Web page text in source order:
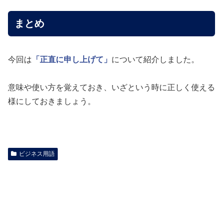
まとめ
今回は 「正直に申し上げて」 について紹介しました。
意味や使い方を覚えておき、いざという時に正しく使える
様にしておきましょう。
ビジネス用語